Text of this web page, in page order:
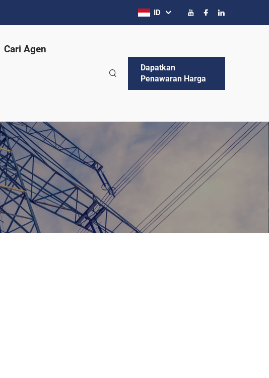
ID
Cari Agen
Dapatkan
Penawaran Harga